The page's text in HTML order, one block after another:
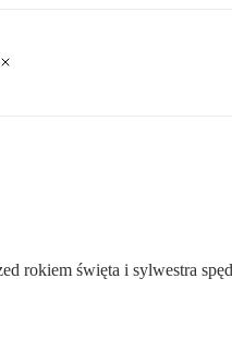
rokiem święta i sylwestra